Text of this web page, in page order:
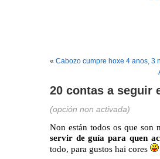
« Cabozo cumpre hoxe 4 anos, 3
20 contas a seguir
(opción non activada)
Non están todos os que son
servir de guía para quen
todo, para gustos hai cores